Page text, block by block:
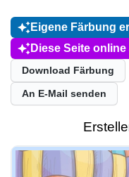
Eigene Färbung
Diese Seite
Download Färbung
An E-Mail senden